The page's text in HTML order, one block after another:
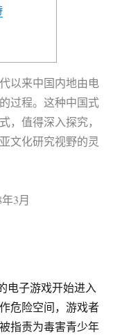
以来中国内地由电
过程。这种中国式
，值得深入探究，
文化研究视野的灵
3月
电子游戏开始进入
危险空间，游戏者
指责为毒害青少年